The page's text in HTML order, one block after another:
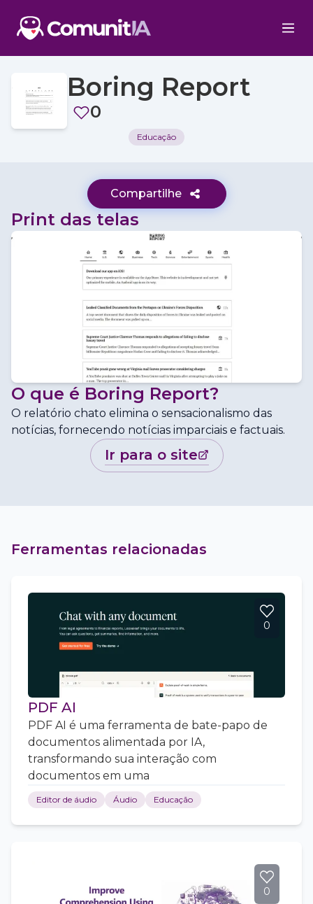
Boring Report
0
Educação
Compartilhe
Print das telas
O que é Boring Report?
O relatório chato elimina o sensacionalismo das
notícias, fornecendo notícias imparciais e factuais.
ir para o site
Ferramentas relacionadas
0
PDF AI
PDF AI é uma ferramenta de bate-papo de
documentos alimentada por IA,
transformando sua interação com
documentos em uma
Editor de áudio Áudio Educação
0